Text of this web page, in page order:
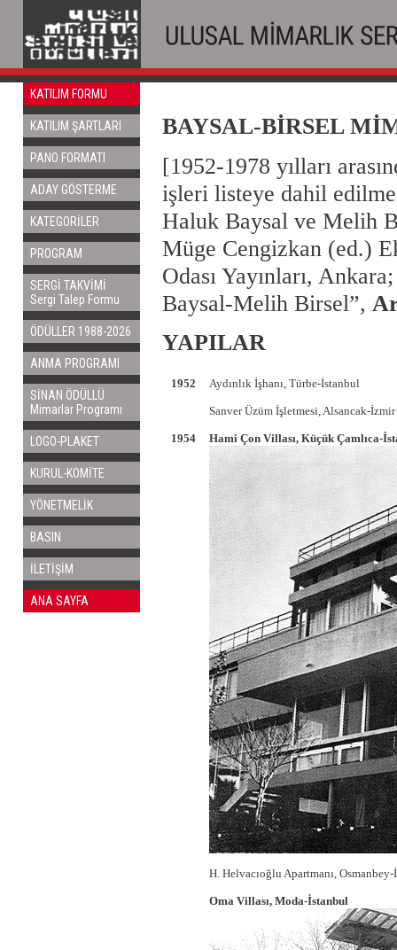
KATILIM FORMU
KATILIM ŞARTLARI
PANO FORMATI
ADAY GÖSTERME
KATEGORİLER
PROGRAM
SERGİ TAKVİMİ
Sergi Talep Formu
ÖDÜLLER 1988-2026
ANMA PROGRAMI
SİNAN ÖDÜLLÜ
Mimarlar Programı
LOGO-PLAKET
KURUL-KOMİTE
YÖNETMELİK
BASIN
İLETİŞİM
ANA SAYFA
BAYSAL-BİRSEL
[1952-1978 yılları
işleri listeye dahil
Haluk Baysal ve Melih
Müge Cengizkan (ed.)
Odası Yayınları,
Baysal-Melih Birsel”,
YAPILAR
1952 Aydınlık İşhanı, Türbe-İstanbul
Sanver Üzüm İşletmesi, Alsancak-İzmir
1954 Hami Çon Villası, Küçük Çamlıca-
H. Helvacıoğlu Apartmanı,
Oma Villası, Moda-İstanbul